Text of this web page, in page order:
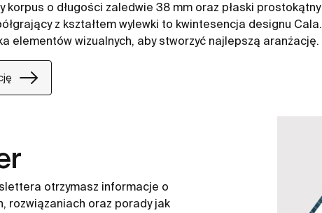
korpus o długości zaledwie 38 mm oraz płaski prostokątny
z kształtem wylewki to kwintesencja designu Cala.
elementów wizualnych, aby stworzyć najlepszą aranżację.
otrzymasz informacje o
rozwiązaniach oraz porady jak